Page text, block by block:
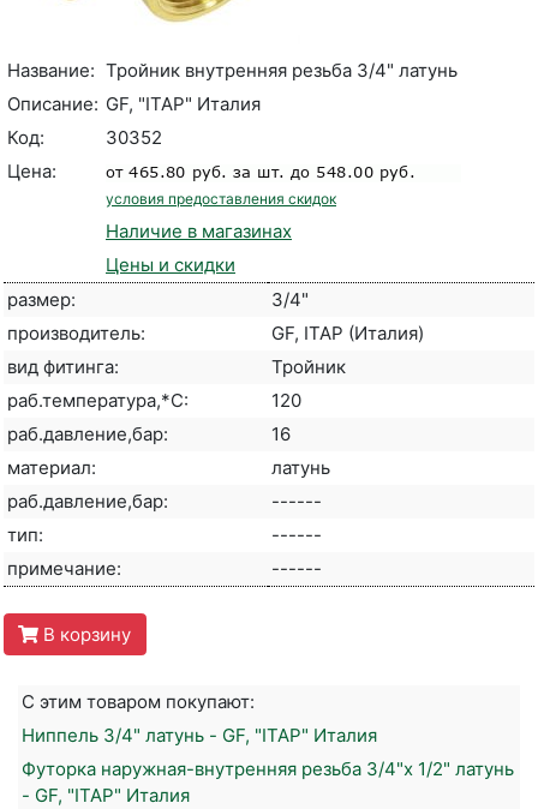
Название: Тройник внутренняя резьба 3/4" латунь
Описание: GF, "ITAP" Италия
Код:
30352
Цена:
условия предоставления скидок
Наличие в магазинах
Цены и скидки
размер:
3/4"
производитель:
GF, ITAP (Италия)
вид фитинга:
Тройник
раб.температура,*С:
120
раб.давление,бар:
16
материал:
латунь
раб.давление,бар:
------
тип:
------
примечание:
------
В корзину
С этим товаром покупают:
Ниппель 3/4" латунь - GF, "ITAP" Италия
Футорка наружная-внутренняя резьба 3/4"х 1/2" латунь
- GF, "ITAP" Италия